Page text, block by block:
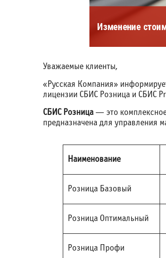
Уважаемые клиенты,
«Русская Компания»
лицензии СБИС Розница и СБИС
СБИС Розница — это
предназначена для управления
Наименование
Розница Базовый
Розница Оптимальный
Розница Профи